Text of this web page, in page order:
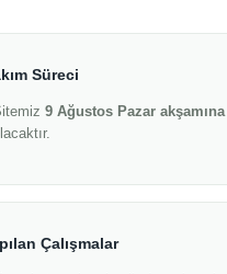
Süreci
9 Ağustos Pazar
Çalışmalar